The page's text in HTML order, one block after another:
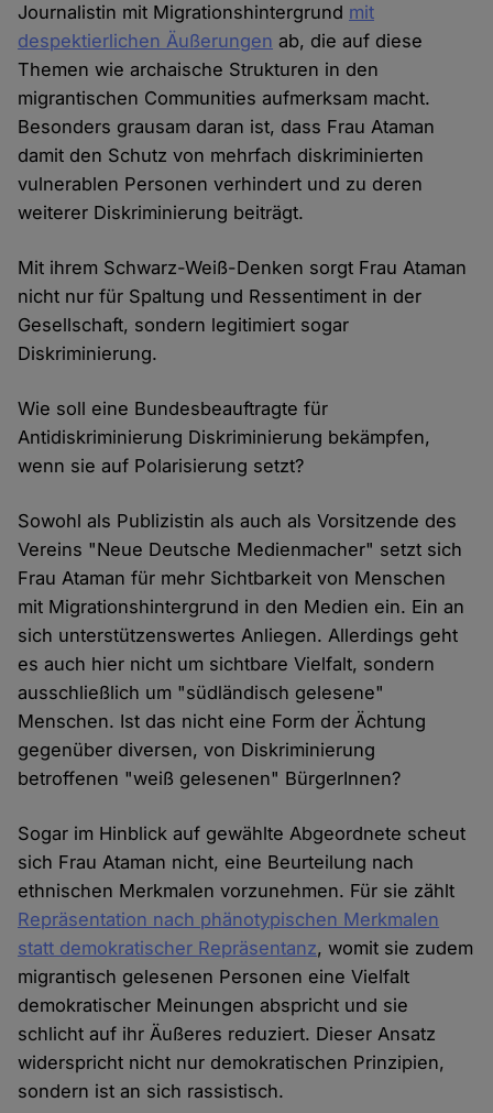
Journalistin mit Migrationshintergrund mit
despektierlichen Äußerungen ab, die auf diese
Themen wie archaische Strukturen in den
migrantischen Communities aufmerksam macht.
Besonders grausam daran ist, dass Frau Ataman
damit den Schutz von mehrfach diskriminierten
vulnerablen Personen verhindert und zu deren
weiterer Diskriminierung beiträgt.
Mit ihrem Schwarz-Weiß-Denken sorgt Frau Ataman
nicht nur für Spaltung und Ressentiment in der
Gesellschaft, sondern legitimiert sogar
Diskriminierung.
Wie soll eine Bundesbeauftragte für
Antidiskriminierung Diskriminierung bekämpfen,
wenn sie auf Polarisierung setzt?
Sowohl als Publizistin als auch als Vorsitzende des
Vereins "Neue Deutsche Medienmacher" setzt sich
Frau Ataman für mehr Sichtbarkeit von Menschen
mit Migrationshintergrund in den Medien ein. Ein an
sich unterstützenswertes Anliegen. Allerdings geht
es auch hier nicht um sichtbare Vielfalt, sondern
ausschließlich um "südländisch gelesene"
Menschen. Ist das nicht eine Form der Ächtung
gegenüber diversen, von Diskriminierung
betroffenen "weiß gelesenen" BürgerInnen?
Sogar im Hinblick auf gewählte Abgeordnete scheut
sich Frau Ataman nicht, eine Beurteilung nach
ethnischen Merkmalen vorzunehmen. Für sie zählt
Repräsentation nach phänotypischen Merkmalen
statt demokratischer Repräsentanz, womit sie zudem
migrantisch gelesenen Personen eine Vielfalt
demokratischer Meinungen abspricht und sie
schlicht auf ihr Äußeres reduziert. Dieser Ansatz
widerspricht nicht nur demokratischen Prinzipien,
sondern ist an sich rassistisch.